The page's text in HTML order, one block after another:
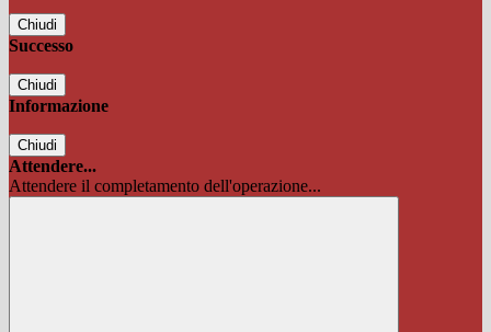
Chiudi
Successo
Chiudi
Informazione
Chiudi
Attendere...
Attendere il completamento dell'operazione...